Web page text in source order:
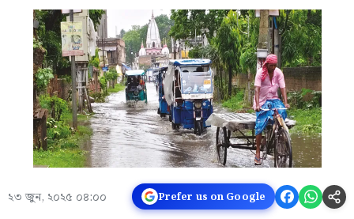
২৩ জুন, ২০২৫ ০৪:০০ Prefer us on Google